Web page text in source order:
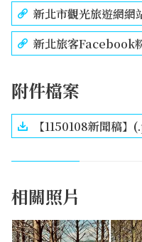
新北市觀光旅遊網網
新北旅客Facebook
附件檔案
【1150108新聞稿
相關照片